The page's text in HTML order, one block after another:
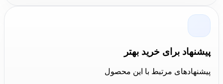
و حرکت روانی دارد.
برای تعویض این چرخ به سادگی می­‌توان اتصالات
پایه را جدا کرد و اتصال جدید برقرار نمود.
پیشنهاد برای خرید بهتر
پیشنهادهای مرتبط با این محصول